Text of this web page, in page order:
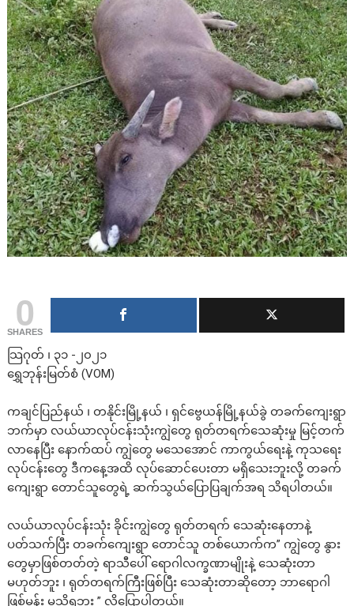
0
SHARES
သြဂုတ် ၊ ၃၁ -၂၀၂၁
ရွှေဘုန်းမြတ်စံ (VOM)
ကချင်ပြည်နယ် ၊ တနိုင်းမြို့နယ် ၊ ရှင်ဗွေယန်မြို့နယ်ခွဲ တခက်ကျေးရွာ
ဘက်မှာ လယ်ယာလုပ်ငန်းသုံးကျွဲတွေ ရုတ်တရက်သေဆုံးမှု မြင့်တက်
လာနေပြီး နောက်ထပ် ကျွဲတွေ မသေအောင် ကာကွယ်ရေးနဲ့ ကုသရေး
လုပ်ငန်းတွေ ဒီကနေ့အထိ လုပ်ဆောင်ပေးတာ မရှိသေးဘူးလို့ တခက်
ကျေးရွာ တောင်သူတွေရဲ့ ဆက်သွယ်ပြောပြချက်အရ သိရပါတယ်။
လယ်ယာလုပ်ငန်းသုံး ခိုင်းကျွဲတွေ ရုတ်တရက် သေဆုံးနေတာနဲ့
ပတ်သက်ပြီး တခက်ကျေးရွာ တောင်သူ တစ်ယောက်က” ကျွဲတွေ နွား
တွေမှာဖြစ်တတ်တဲ့ ရာသီပေါ် ရောဂါလက္ခဏာမျိုးနဲ့ သေဆုံးတာ
မဟုတ်ဘူး ၊ ရုတ်တရက်ကြီးဖြစ်ပြီး သေဆုံးတာဆိုတော့ ဘာရောဂါ
ဖြစ်မှန်း မသိရဘူး ” လို့ပြောပါတယ်။